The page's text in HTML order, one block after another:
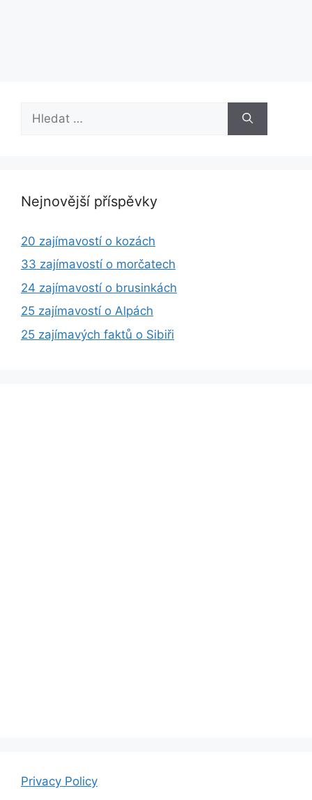
Nejnovější příspěvky
20 zajímavostí o kozách
33 zajímavostí o morčatech
24 zajímavostí o brusinkách
25 zajímavostí o Alpách
25 zajímavých faktů o Sibiři
Privacy Policy